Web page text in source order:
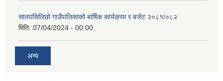
साल्पासिलिछो गाउँपालिकाको बार्षिक कार्यक्रम र बजेट २०८१/०८२
मिति: 07/04/2024 - 00:00
अन्य